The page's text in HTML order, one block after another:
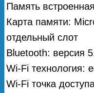
Память
Карта памяти:
отдельный слот
Bluetooth: версия
Wi-Fi технология:
Wi-Fi точка